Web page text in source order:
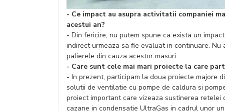
- Ce impact au asupra activitatii companiei
acestui an?
- Din fericire, nu putem spune ca exista un
indirect urmeaza sa fie evaluat in continuare.
palierele din cauza acestor masuri.
- Care sunt cele mai mari proiecte la care
- In prezent, participam la doua proiecte majore
solutii de ventilatie cu pompe de caldura si
proiect important care vizeaza sustinerea
cazane in condensatie UltraGas in cadrul unor